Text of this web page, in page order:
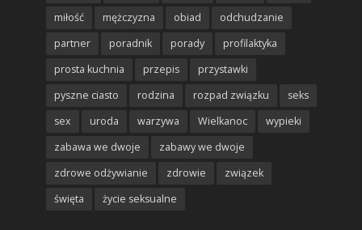
miłość
mężczyzna obiad
odchudzanie
partner
poradnik porady
profilaktyka
prosta kuchnia
przepis
przystawki
pyszne ciasto
rodzina rozpad związku
seks
sex
uroda warzywa Wielkanoc
wypieki
zabawa we dwoje
zabawy we dwoje
zdrowe odżywianie
zdrowie
związek
święta
życie seksualne